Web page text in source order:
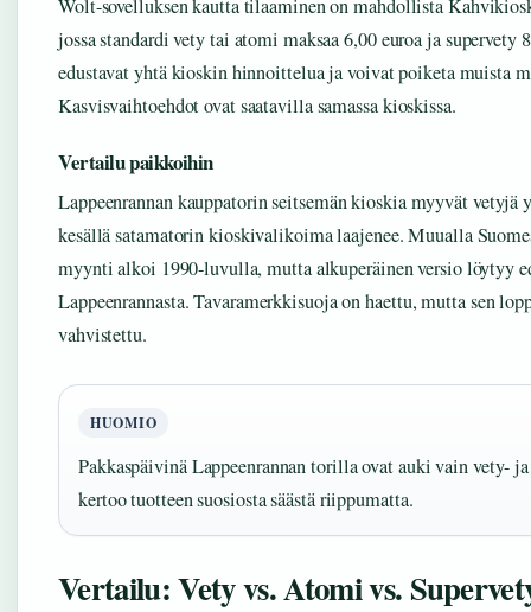
Wolt-sovelluksen kautta tilaaminen on mahdollista
jossa standardi vety tai atomi maksaa 6,00 euroa ja supervety
edustavat yhtä kioskin hinnoittelua ja voivat poiketa muista
Kasvisvaihtoehdot ovat saatavilla samassa kioskissa.
Vertailu paikkoihin
Lappeenrannan kauppatorin seitsemän kioskia myyvät vetyjä
kesällä satamatorin kioskivalikoima laajenee. Muualla
myynti alkoi 1990-luvulla, mutta alkuperäinen versio löytyy
Lappeenrannasta. Tavaramerkkisuoja on haettu, mutta sen
vahvistettu.
HUOMIO
Pakkaspäivinä Lappeenrannan torilla ovat auki vain vety-
kertoo tuotteen suosiosta säästä riippumatta.
Vertailu: Vety vs. Atomi vs.